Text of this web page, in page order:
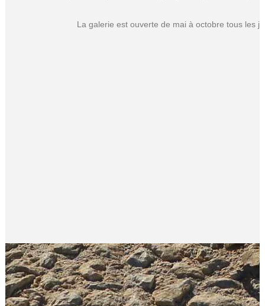
La galerie est ouverte de mai à octobre tous les